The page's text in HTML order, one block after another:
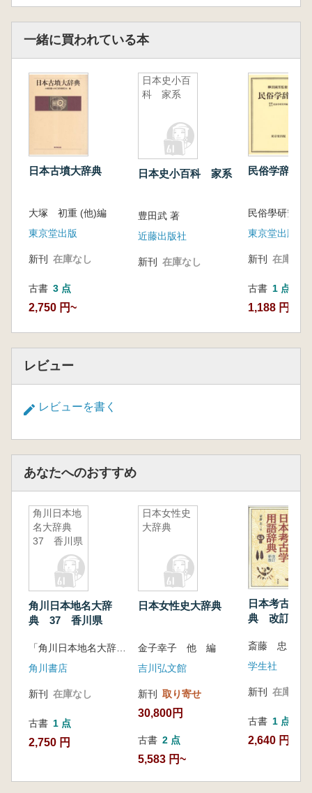
一緒に買われている本
日本古墳大辞典
大塚 初重 (他)編
東京堂出版
新刊 在庫なし
古書 3 点
2,750 円~
日本史小百
科 家系
日本史小百科 家系
豊田武 著
近藤出版社
新刊 在庫なし
民俗学辞典
民俗學研究
東京堂出版
新刊 在庫なし
古書 1 点
1,188 円
レビュー
レビューを書く
あなたへのおすすめ
角川日本地
名大辞典
37 香川県
角川日本地名大辞
典 37 香川県
「角川日本地名大辞典」編纂委員会編
角川書店
新刊 在庫なし
古書 1 点
2,750 円
日本女性史
大辞典
日本女性史大辞典
金子幸子 他 編
吉川弘文館
新刊 取り寄せ
30,800円
古書 2 点
5,583 円~
日本考古学
典 改訂新版
斎藤 忠 著
学生社
新刊 在庫なし
古書 1 点
2,640 円